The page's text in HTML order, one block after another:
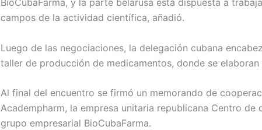
BioCubaFarma, y la parte belarusa está dispuesta a
campos de la actividad científica, añadió.
Luego de las negociaciones, la delegación cubana
taller de producción de medicamentos, donde se
Al final del encuentro se firmó un memorando de
Academpharm, la empresa unitaria republicana Centro
grupo empresarial BioCubaFarma.